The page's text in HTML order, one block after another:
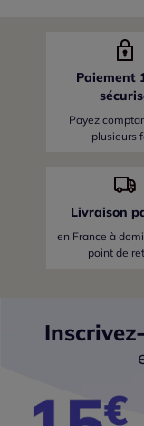
Paiement
Payez
plusieurs
Livraison
en France à
point de